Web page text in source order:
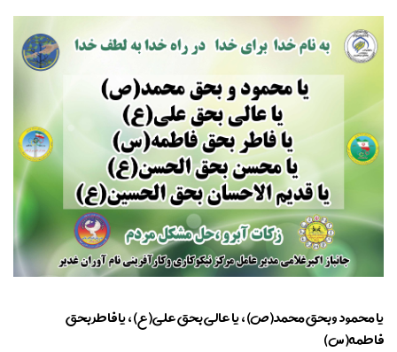
یا محمود و بحق محمد(ص)، یا عالی بحق علی(ع)، یا فاطر بحق
فاطمه(س)